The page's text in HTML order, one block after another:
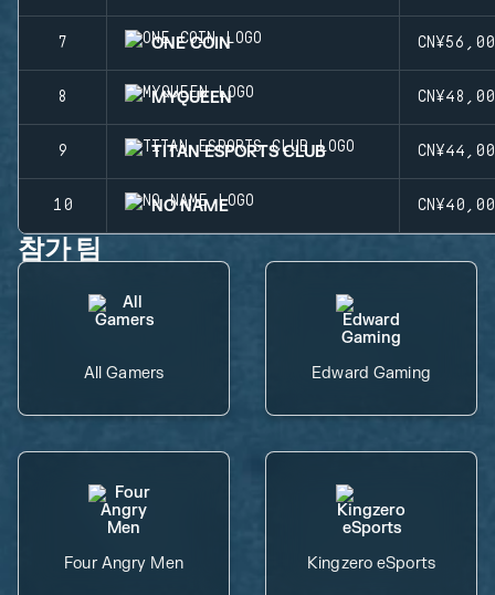
7 ONE COIN
8 MYQUEEN
9 TITAN ESPORTS CLUB
10 NO NAME
참가 팀
All Gamers Edward Gaming
Four Angry Men Kingzero eSports